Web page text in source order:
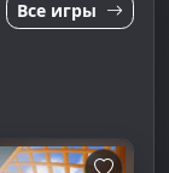
Все игры